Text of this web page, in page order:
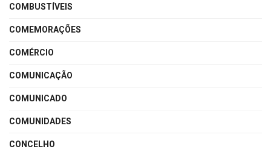
COMBUSTÍVEIS
COMEMORAÇÕES
COMÉRCIO
COMUNICAÇÃO
COMUNICADO
COMUNIDADES
CONCELHO